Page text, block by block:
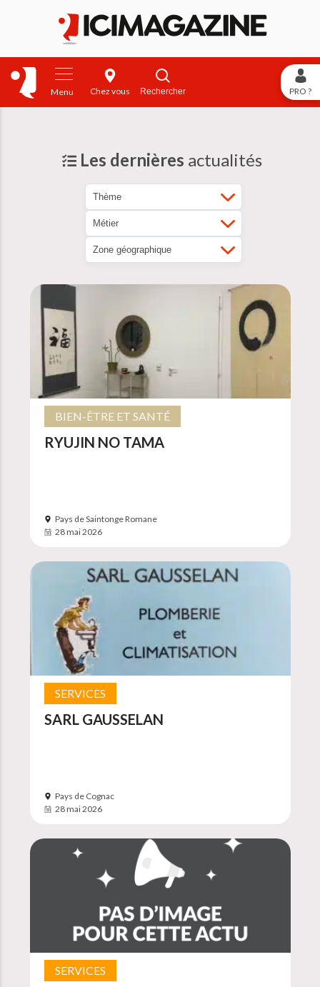
Menu Chez vous Rechercher PRO ?
Les dernières actualités
BIEN-ÊTRE ET SANTÉ
RYUJIN NO TAMA
Pays de Saintonge Romane
28 mai 2026
SERVICES
SARL GAUSSELAN
Pays de Cognac
28 mai 2026
SERVICES